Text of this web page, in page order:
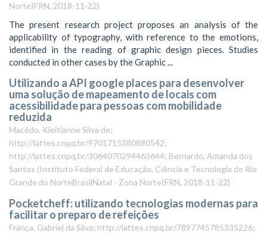
NorteIFRN, 2018-11-22)
The present research project proposes an analysis of the
applicability of typography, with reference to the emotions,
identified in the reading of graphic design pieces. Studies
conducted in other cases by the Graphic ...
Utilizando a API google places para desenvolver
uma solução de mapeamento de locais com
acessibilidade para pessoas com mobilidade
reduzida
Macêdo, Kleitianne Silva de;
http://lattes.cnpq.br/9701715380880542;
http://lattes.cnpq.br/3064070294463644; Bernardo, Amanda dos
Santos (Instituto Federal de Educação, Ciência e Tecnologia do Rio
Grande do NorteBrasilNatal - Zona NorteIFRN, 2018-11-22)
Pocketcheff: utilizando tecnologias modernas para
facilitar o preparo de refeições
França, Gabriel da Silva; http://lattes.cnpq.br/7897745785335226;